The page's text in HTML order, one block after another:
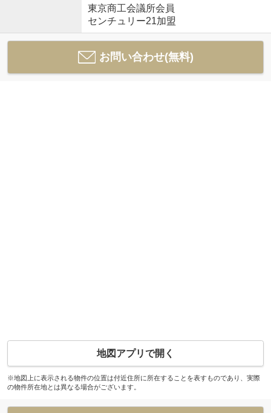
東京商工会議所会員
センチュリー21加盟
お問い合わせ(無料)
地図アプリで開く
※地図上に表示される物件の位置は付近住所に所在することを表すものであり、実際
の物件所在地とは異なる場合がございます。